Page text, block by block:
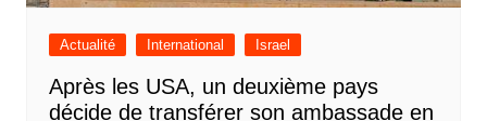
Actualité International Israel
Après les USA, un deuxième pays
décide de transférer son ambassade en